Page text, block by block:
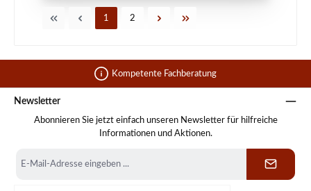
Seite
1 Seite
2
Kompetente Fachberatung
Newsletter
Abonnieren Sie jetzt einfach unseren Newsletter für hilfreiche
Informationen und Aktionen.
Mail-